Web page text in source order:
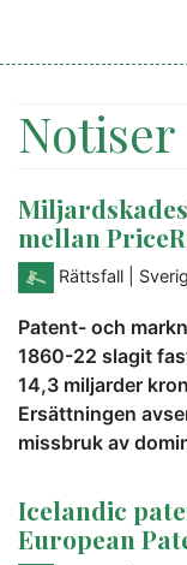
Notiser
mellan
Rättsfall |
Patent- och
1860-22 slagit
14,3 miljarder
Ersättningen
missbruk av
Icelandic
European